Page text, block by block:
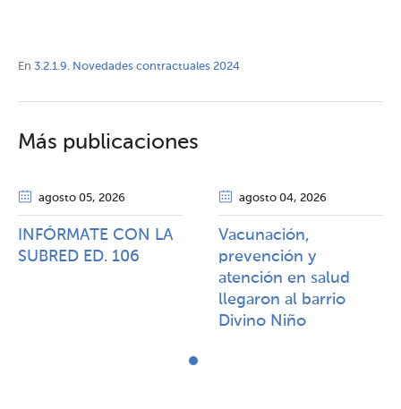
En 3.2.1.9. Novedades contractuales 2024
Más publicaciones
agosto 05, 2026
INFÓRMATE CON LA
SUBRED ED. 106
agosto 04, 2026
Vacunación,
prevención y
atención en salud
llegaron al barrio
Divino Niño